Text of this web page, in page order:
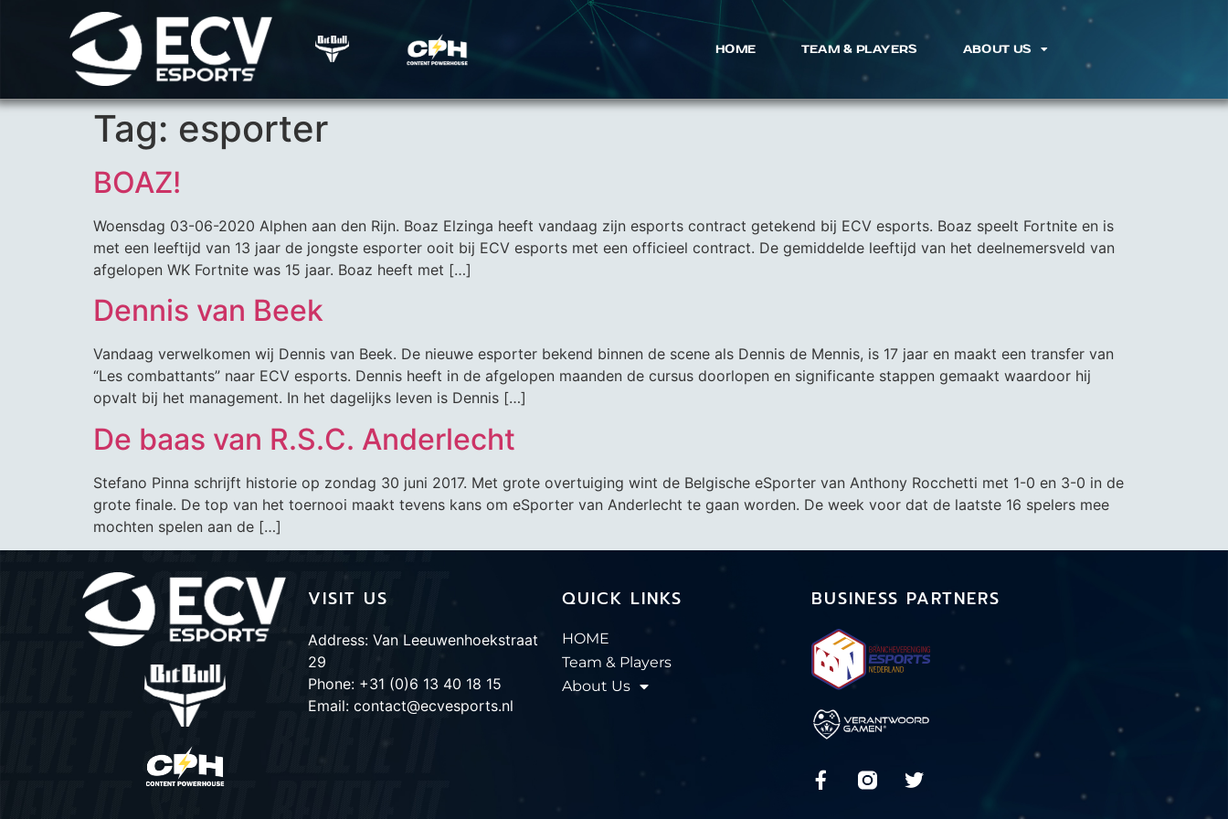
HOME TEAM & PLAYERS ABOUT US
Tag: esporter
BOAZ!
Woensdag 03-06-2020 Alphen aan den Rijn. Boaz Elzinga heeft vandaag zijn esports contract getekend bij ECV esports. Boaz speelt Fortnite en is
met een leeftijd van 13 jaar de jongste esporter ooit bij ECV esports met een officieel contract. De gemiddelde leeftijd van het deelnemersveld van
afgelopen WK Fortnite was 15 jaar. Boaz heeft met […]
Dennis van Beek
Vandaag verwelkomen wij Dennis van Beek. De nieuwe esporter bekend binnen de scene als Dennis de Mennis, is 17 jaar en maakt een transfer van
“Les combattants” naar ECV esports. Dennis heeft in de afgelopen maanden de cursus doorlopen en significante stappen gemaakt waardoor hij
opvalt bij het management. In het dagelijks leven is Dennis […]
De baas van R.S.C. Anderlecht
Stefano Pinna schrijft historie op zondag 30 juni 2017. Met grote overtuiging wint de Belgische eSporter van Anthony Rocchetti met 1-0 en 3-0 in de
grote finale. De top van het toernooi maakt tevens kans om eSporter van Anderlecht te gaan worden. De week voor dat de laatste 16 spelers mee
mochten spelen aan de […]
VISIT US
Address: Van Leeuwenhoekstraat
29
Phone: +31 (0)6 13 40 18 15
Email: contact@ecvesports.nl
QUICK LINKS
HOME
Team & Players
About Us
BUSINESS PARTNERS